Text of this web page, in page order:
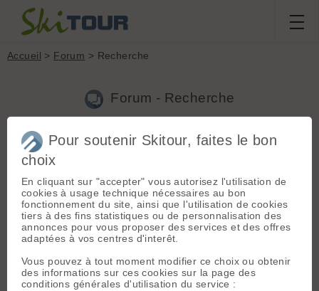
Accueil > Forum > Recherche
Forum - Recherche
Nouveau sujet|Voir tous les sujets
101 résultats
A propos du Hors Série Avalanches 2015 (DavidS38 le
02.01.2016 à 15:29)
où pouvons nous se procurer le n° ?
vallée blanche (DavidS38 le 21.04.2015 à 08:27)
Bonjour Didier, Je l'ai faîte ce dimanche. Elle est actuellement
en bonnes conditions. J'ai fais le tracé GPS si cela t'intéresse.
Pour soutenir Skitour, faites le bon
choix
En cliquant sur "accepter" vous autorisez l'utilisation de
cookies à usage technique nécessaires au bon
fonctionnement du site, ainsi que l'utilisation de cookies
tiers à des fins statistiques ou de personnalisation des
annonces pour vous proposer des services et des offres
adaptées à vos centres d'interêt.
Vous pouvez à tout moment modifier ce choix ou obtenir
des informations sur ces cookies sur la page des
conditions générales d'utilisation du service :